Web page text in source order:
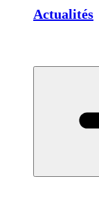
Actualités